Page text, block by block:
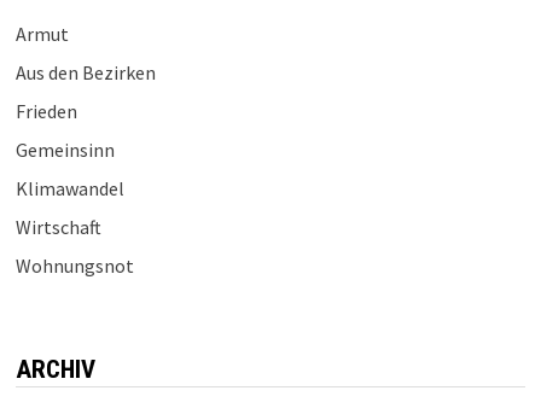
Armut
Aus den Bezirken
Frieden
Gemeinsinn
Klimawandel
Wirtschaft
Wohnungsnot
ARCHIV